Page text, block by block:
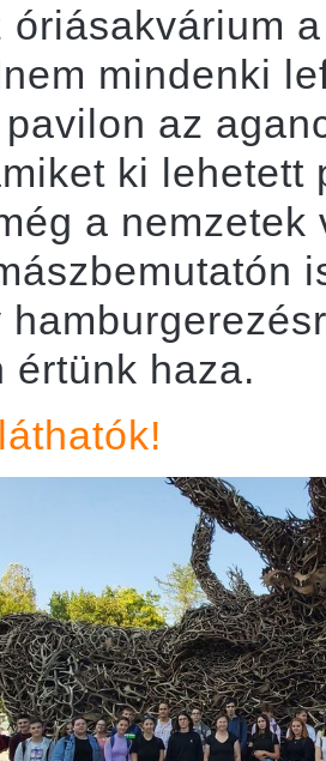
óriásakvárium
mindenki
az
ki
a
értünk haza.